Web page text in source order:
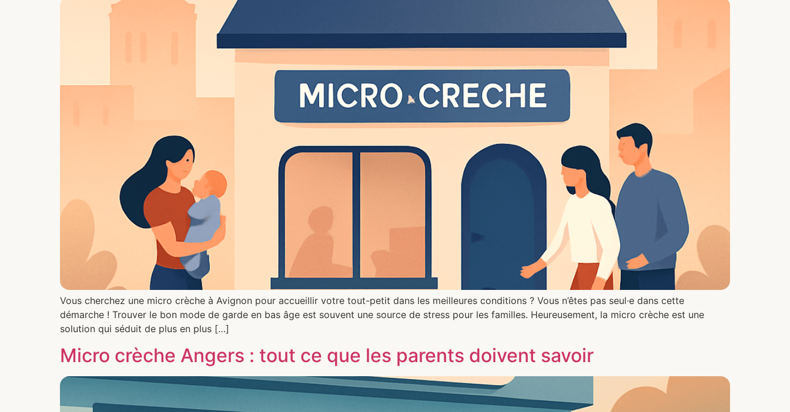
Vous cherchez une micro crèche à Avignon pour accueillir votre tout-petit dans les meilleures conditions ? Vous n’êtes pas seul·e dans cette
démarche ! Trouver le bon mode de garde en bas âge est souvent une source de stress pour les familles. Heureusement, la micro crèche est une
solution qui séduit de plus en plus […]
Micro crèche Angers : tout ce que les parents doivent savoir